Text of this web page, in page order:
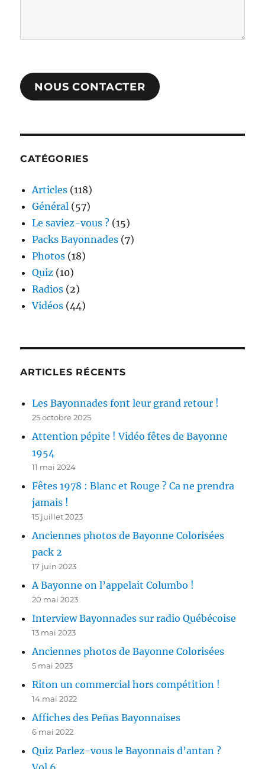
NOUS CONTACTER
CATÉGORIES
Articles (118)
Général (57)
Le saviez-vous ? (15)
Packs Bayonnades (7)
Photos (18)
Quiz (10)
Radios (2)
Vidéos (44)
ARTICLES RÉCENTS
Les Bayonnades font leur grand retour !
25 octobre 2025
Attention pépite ! Vidéo fêtes de Bayonne
1954
11 mai 2024
Fêtes 1978 : Blanc et Rouge ? Ca ne prendra
jamais !
15 juillet 2023
Anciennes photos de Bayonne Colorisées
pack 2
17 juin 2023
A Bayonne on l’appelait Columbo !
20 mai 2023
Interview Bayonnades sur radio Québécoise
13 mai 2023
Anciennes photos de Bayonne Colorisées
5 mai 2023
Riton un commercial hors compétition !
14 mai 2022
Affiches des Peñas Bayonnaises
6 mai 2022
Quiz Parlez-vous le Bayonnais d’antan ?